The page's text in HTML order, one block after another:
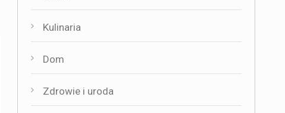
Kulinaria
Dom
Zdrowie i uroda